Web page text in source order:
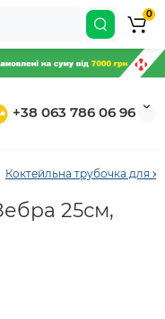
+38 063 786 06 96
0
Коктейльна трубочка для
25см,